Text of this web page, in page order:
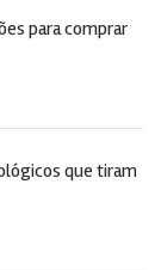
para comprar
que tiram